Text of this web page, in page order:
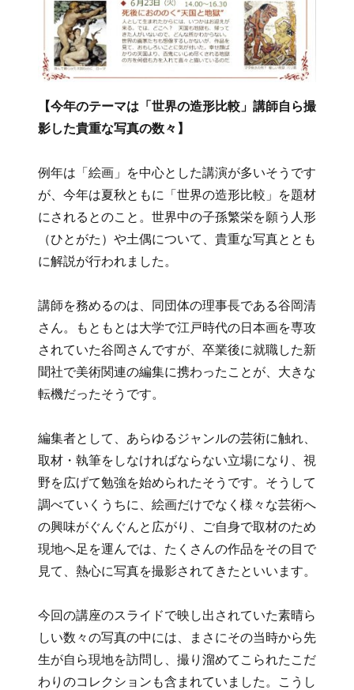
【今年のテーマは「世界の造形比較」講師自ら撮
影した貴重な写真の数々】
例年は「絵画」を中心とした講演が多いそうです
が、今年は夏秋ともに「世界の造形比較」を題材
にされるとのこと。世界中の子孫繁栄を願う人形
（ひとがた）や土偶について、貴重な写真ととも
に解説が行われました。
講師を務めるのは、同団体の理事長である谷岡清
さん。もともとは大学で江戸時代の日本画を専攻
されていた谷岡さんですが、卒業後に就職した新
聞社で美術関連の編集に携わったことが、大きな
転機だったそうです。
編集者として、あらゆるジャンルの芸術に触れ、
取材・執筆をしなければならない立場になり、視
野を広げて勉強を始められたそうです。そうして
調べていくうちに、絵画だけでなく様々な芸術へ
の興味がぐんぐんと広がり、ご自身で取材のため
現地へ足を運んでは、たくさんの作品をその目で
見て、熱心に写真を撮影されてきたといいます。
今回の講座のスライドで映し出されていた素晴ら
しい数々の写真の中には、まさにその当時から先
生が自ら現地を訪問し、撮り溜めてこられたこだ
わりのコレクションも含まれていました。こうし